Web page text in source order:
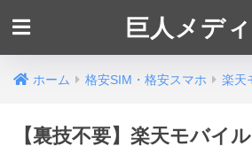
巨人メデ
ホーム 格安SIM・格安スマホ 楽天
【裏技不要】楽天モバイ